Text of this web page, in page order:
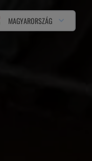
MAGYARORSZÁG